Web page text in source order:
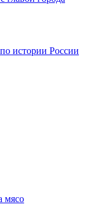
истории России
мясо